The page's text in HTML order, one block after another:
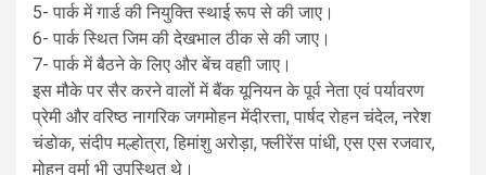
5- पार्क में गार्ड की नियुक्ति स्थाई रूप से की जाए।
6- पार्क स्थित जिम की देखभाल ठीक से की जाए।
7- पार्क में बैठने के लिए और बेंच वहाी जाए।
इस मौके पर सैर करने वालों में बैंक यूनियन के पूर्व नेता एवं पर्यावरण
प्रेमी और वरिष्ठ नागरिक जगमोहन मेंदीरत्ता, पार्षद रोहन चंदेल, नरेश
चंडोक, संदीप मल्होत्रा, हिमांशु अरोड़ा, फ्लीरेंस पांधी, एस एस रजवार,
मोहन वर्मा भी उपस्थित थे।